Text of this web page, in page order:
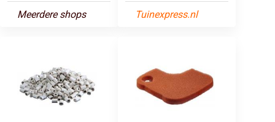
Meerdere shops
Tuinexpress.nl